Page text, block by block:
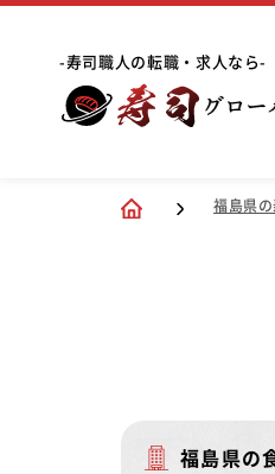
-寿司職人の転職・求人なら-
福島県
福島県の